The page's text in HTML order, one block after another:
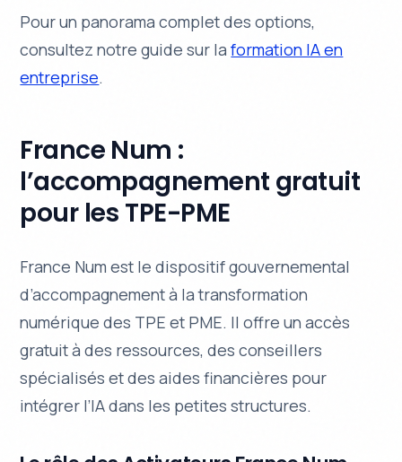
Pour un panorama complet des options,
consultez notre guide sur laformation IA en
entreprise.
France Num :
l’accompagnement gratuit
pour les TPE-PME
France Num est le dispositif gouvernemental
d’accompagnement à la transformation
numérique des TPE et PME. Il offre un accès
gratuit à des ressources, des conseillers
spécialisés et des aides financières pour
intégrer l’IA dans les petites structures.